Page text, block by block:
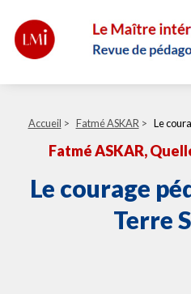
Accueil > Fatmé ASKAR> Le
Fatmé ASKAR,
Le courage
Terre